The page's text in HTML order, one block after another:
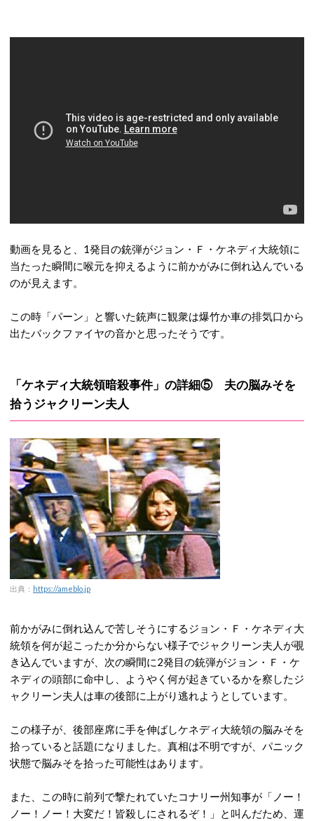
動画を見ると、1発目の銃弾がジョン・Ｆ・ケネディ大統領に
当たった瞬間に喉元を抑えるように前かがみに倒れ込んでいる
のが見えます。
この時「パーン」と響いた銃声に観衆は爆竹か車の排気口から
出たバックファイヤの音かと思ったそうです。
「ケネディ大統領暗殺事件」の詳細⑤ 夫の脳みそを
拾うジャクリーン夫人
出典： https://ameblo.jp
前かがみに倒れ込んで苦しそうにするジョン・Ｆ・ケネディ大
統領を何が起こったか分からない様子でジャクリーン夫人が覗
き込んでいますが、次の瞬間に2発目の銃弾がジョン・Ｆ・ケ
ネディの頭部に命中し、ようやく何が起きているかを察したジ
ャクリーン夫人は車の後部に上がり逃れようとしています。
この様子が、後部座席に手を伸ばしケネディ大統領の脳みそを
拾っていると話題になりました。真相は不明ですが、パニック
状態で脳みそを拾った可能性はあります。
また、この時に前列で撃たれていたコナリー州知事が「ノー！
ノー！ノー！大変だ！皆殺しにされるぞ！」と叫んだため、運